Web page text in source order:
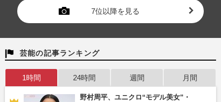
7位以降を見る
芸能の記事ランキング
1時間 24時間 週間 月間
野村周平、ユニクロ“モデル美女”・